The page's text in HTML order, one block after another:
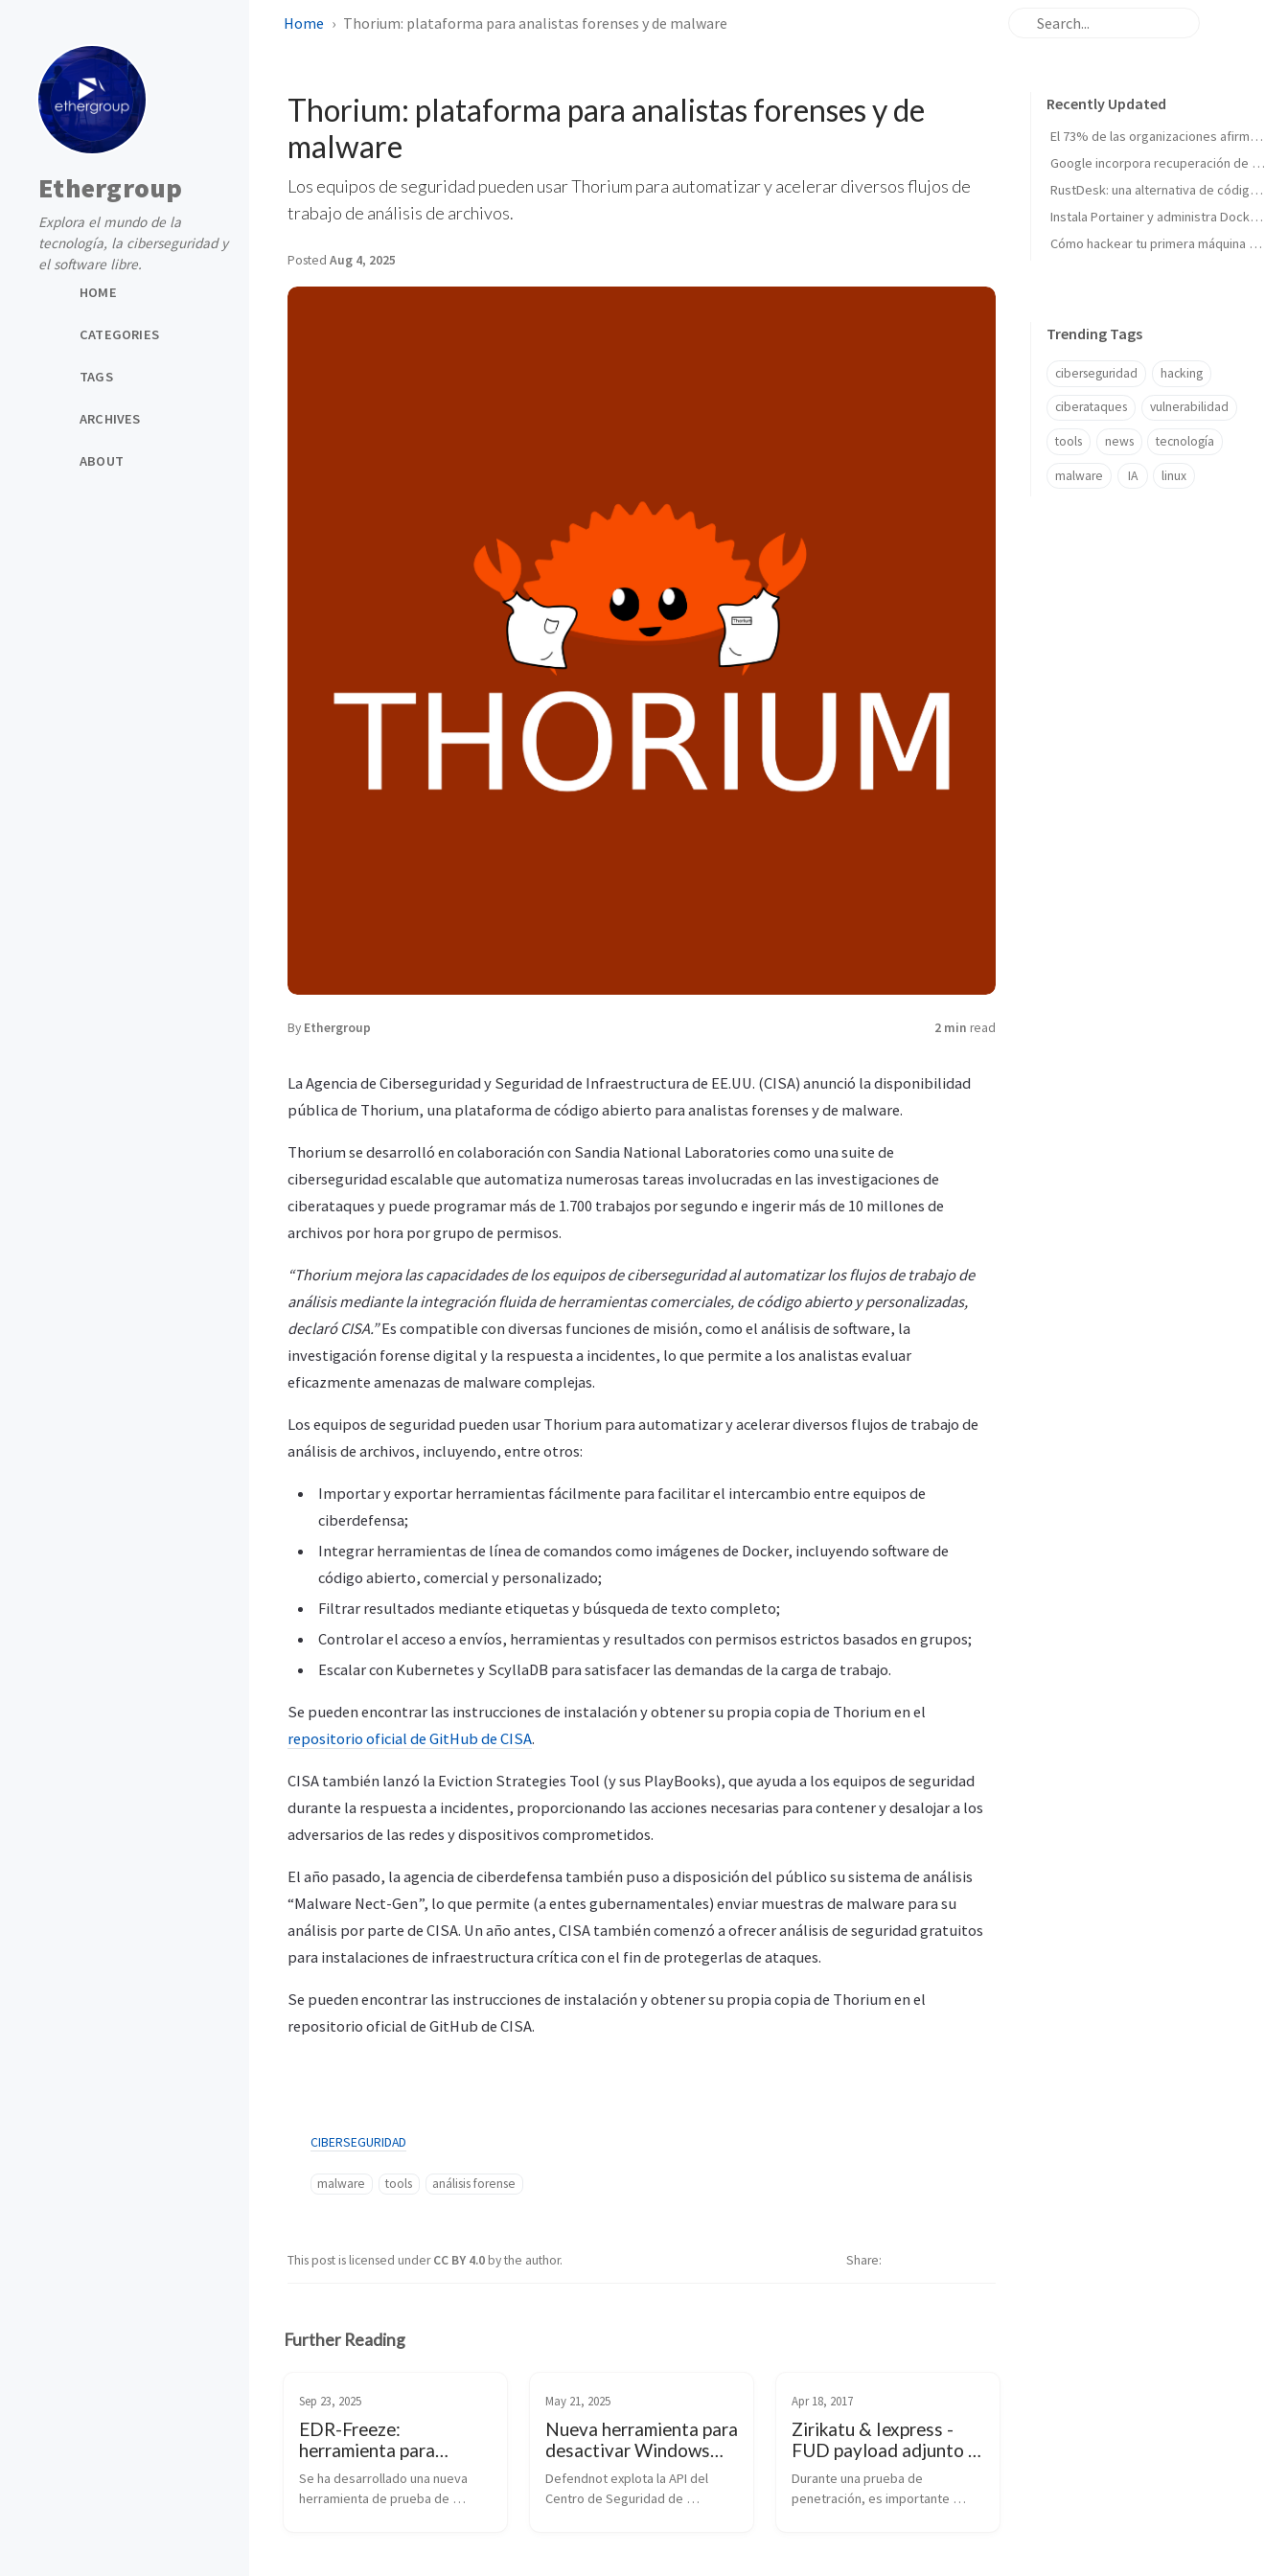
Ethergroup
Explora el mundo de la
tecnología, la ciberseguridad y
el software libre.
HOME
CATEGORIES
TAGS
ARCHIVES
ABOUT
Home Thorium: plataforma para analistas forenses y de malware
Thorium: plataforma para analistas forenses y de
malware
Los equipos de seguridad pueden usar Thorium para automatizar y acelerar diversos flujos de
trabajo de análisis de archivos.
Posted Aug 4, 2025
By Ethergroup 2 min read
La Agencia de Ciberseguridad y Seguridad de Infraestructura de EE.UU. (CISA) anunció la disponibilidad
pública de Thorium, una plataforma de código abierto para analistas forenses y de malware.
Thorium se desarrolló en colaboración con Sandia National Laboratories como una suite de
ciberseguridad escalable que automatiza numerosas tareas involucradas en las investigaciones de
ciberataques y puede programar más de 1.700 trabajos por segundo e ingerir más de 10 millones de
archivos por hora por grupo de permisos.
“Thorium mejora las capacidades de los equipos de ciberseguridad al automatizar los flujos de trabajo de
análisis mediante la integración fluida de herramientas comerciales, de código abierto y personalizadas,
declaró CISA.”Es compatible con diversas funciones de misión, como el análisis de software, la
investigación forense digital y la respuesta a incidentes, lo que permite a los analistas evaluar
eficazmente amenazas de malware complejas.
Los equipos de seguridad pueden usar Thorium para automatizar y acelerar diversos flujos de trabajo de
análisis de archivos, incluyendo, entre otros:
Importar y exportar herramientas fácilmente para facilitar el intercambio entre equipos de
ciberdefensa;
Integrar herramientas de línea de comandos como imágenes de Docker, incluyendo software de
código abierto, comercial y personalizado;
Filtrar resultados mediante etiquetas y búsqueda de texto completo;
Controlar el acceso a envíos, herramientas y resultados con permisos estrictos basados en grupos;
Escalar con Kubernetes y ScyllaDB para satisfacer las demandas de la carga de trabajo.
Se pueden encontrar las instrucciones de instalación y obtener su propia copia de Thorium en el
repositorio oficial de GitHub de CISA.
CISA también lanzó la Eviction Strategies Tool (y sus PlayBooks), que ayuda a los equipos de seguridad
durante la respuesta a incidentes, proporcionando las acciones necesarias para contener y desalojar a los
adversarios de las redes y dispositivos comprometidos.
El año pasado, la agencia de ciberdefensa también puso a disposición del público su sistema de análisis
“Malware Nect-Gen”, lo que permite (a entes gubernamentales) enviar muestras de malware para su
análisis por parte de CISA. Un año antes, CISA también comenzó a ofrecer análisis de seguridad gratuitos
para instalaciones de infraestructura crítica con el fin de protegerlas de ataques.
Se pueden encontrar las instrucciones de instalación y obtener su propia copia de Thorium en el
repositorio oficial de GitHub de CISA.
CIBERSEGURIDAD
malware tools análisis forense
This post is licensed underCC BY 4.0by the author. Share
Recently Updated
El 73% de las organizaciones afirma no estar totalmente preparada para un ciberataque importante
Google incorpora recuperación de cuentas con vídeo selfie: así funciona la nueva verificación de identidad
RustDesk: una alternativa de código abierto para el acceso remoto seguro
Instala Portainer y administra Docker desde una interfaz web
Cómo hackear tu primera máquina en Hack The Box: Meow paso a paso
Trending Tags
ciberseguridad hacking
ciberataques vulnerabilidad
tools news tecnología
malware IA linux
Further Reading
Sep 23, 2025
EDR-Freeze:
herramienta para
congelar el AV/EDR
para siempre
Se ha desarrollado una nueva
herramienta de prueba de
May 21, 2025
Nueva herramienta para
desactivar Windows
Defender
Defendnot explota la API del
Centro de Seguridad de
Apr 18, 2017
Zirikatu & Iexpress -
FUD payload adjunto a
binario
Durante una prueba de
penetración, es importante